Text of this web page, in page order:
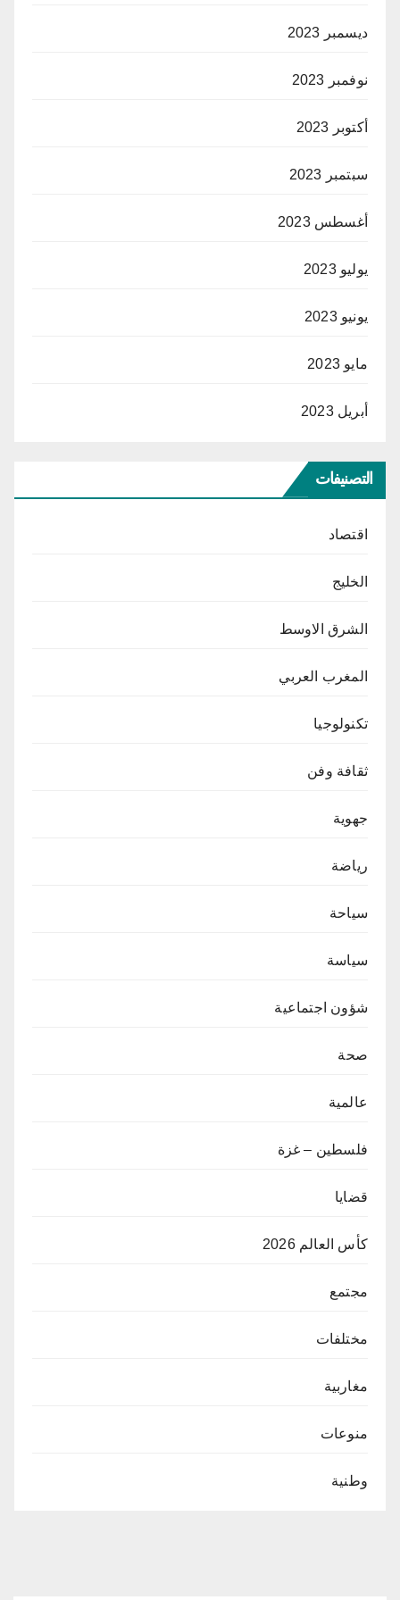
ديسمبر 2023
نوفمبر 2023
أكتوبر 2023
سبتمبر 2023
أغسطس 2023
يوليو 2023
يونيو 2023
مايو 2023
أبريل 2023
التصنيفات
اقتصاد
الخليج
الشرق الاوسط
المغرب العربي
تكنولوجيا
ثقافة وفن
جهوية
رياضة
سياحة
سياسة
شؤون اجتماعية
صحة
عالمية
فلسطين – غزة
قضايا
كأس العالم 2026
مجتمع
مختلفات
مغاربية
منوعات
وطنية